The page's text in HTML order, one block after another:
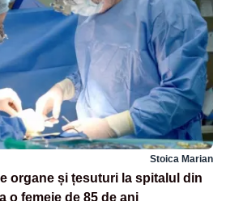
Stoica Marian
organe și țesuturi la spitalul din
o femeie de 85 de ani